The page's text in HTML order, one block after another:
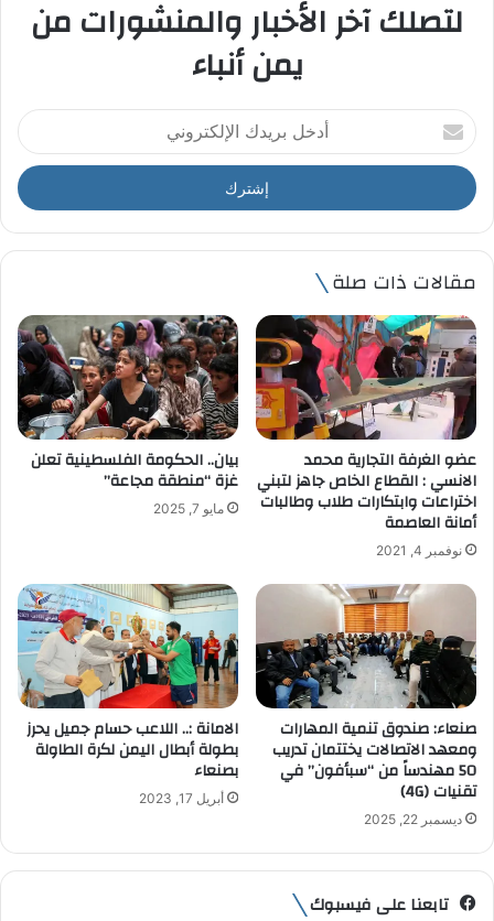
لتصلك آخر الأخبار والمنشورات من
يمن أنباء
أ
د
خ
ل
ر
د
ا
ل
إ
ك
ر
و
ن
مقالات ذات صلة
عضو الغرفة التجارية محمد
الانسي : القطاع الخاص جاهز لتبني
اختراعات وابتكارات طلاب وطالبات
أمانة العاصمة
نوفمبر 4, 2021
بيان.. الحكومة الفلسطينية تعلن
غزة “منطقة مجاعة”
مايو 7, 2025
صنعاء: صندوق تنمية المهارات
ومعهد الاتصالات يختتمان تدريب
50 مهندساً من “سبأفون” في
تقنيات (4G)
ديسمبر 22, 2025
الامانة :.. اللاعب حسام جميل يحرز
بطولة أبطال اليمن لكرة الطاولة
بصنعاء
أبريل 17, 2023
تابعنا على فيسبوك